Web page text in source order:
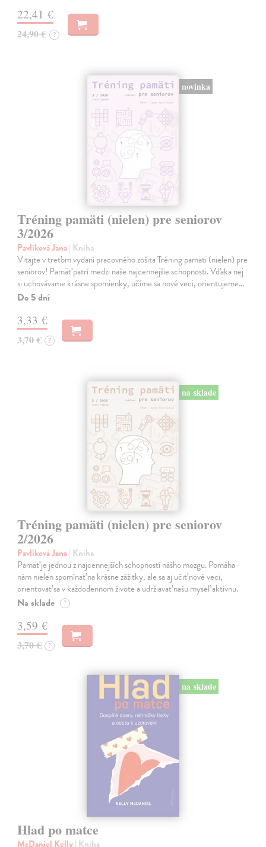
22,41 €
24,90 € ?
novinka
Tréning pamäti (nielen) pre seniorov
3/2026
Pavlíková Jana| Kniha
Vitajte v treťom vydaní pracovného zošita Tréning pamäti (nielen) pre
seniorov! Pamäť patrí medzi naše najcennejšie schopnosti. Vďaka nej
si uchovávame krásne spomienky, učíme sa nové veci, orientujeme…
Do 5 dní
3,33 €
3,70 € ?
na sklade
Tréning pamäti (nielen) pre seniorov
2/2026
Pavlíková Jana| Kniha
Pamäť je jednou z najcennejších schopností nášho mozgu. Pomáha
nám nielen spomínať na krásne zážitky, ale sa aj učiť nové veci,
orientovať sa v každodennom živote a udržiavať našu myseľ aktívnu.
Na sklade ?
3,59 €
3,70 € ?
na sklade
Hlad po matce
McDaniel Kelly| Kniha